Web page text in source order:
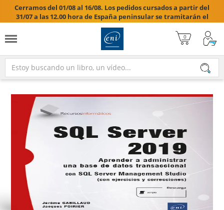
Cerramos del 01/08 al 16/08. Los pedidos cursados a partir del
31/07 a las 12.00 hora de España peninsular se tramitarán el
17/08/2026.
